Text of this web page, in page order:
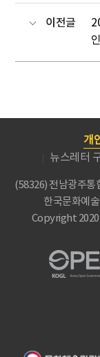
이전글
개
뉴스레터
(58326) 전남광주통
한국문화예
Copyright